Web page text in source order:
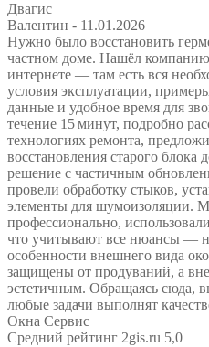
Двагис
Валентин - 11.01.2026
Нужно было восстановить
частном доме. Нашёл
интернете — там есть вся
условия эксплуатации,
данные и удобное время для
течение 15 минут, подробно
технологиях ремонта,
восстановления старого
решение с частичным
провели обработку стыков,
элементы для шумоизоляции.
профессионально,
что учитывают все нюансы —
особенности внешнего вида
защищены от продуваний, а
эстетичным. Обращаясь сюда,
любые задачи выполнят
Окна Сервис
Средний рейтинг 2gis.ru 5,0